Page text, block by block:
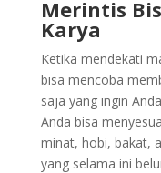
Merintis
Karya
Ketika mendekati
bisa mencoba
saja yang ingin
Anda bisa
minat, hobi, bakat,
yang selama ini